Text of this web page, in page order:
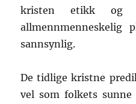
kristen etikk
sannsynlig.
De tidlige kristne
vel som folkets